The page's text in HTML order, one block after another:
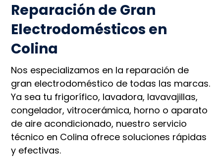
Reparación de Gran
Electrodomésticos en
Colina
Nos especializamos en la reparación de
gran electrodoméstico de todas las marcas.
Ya sea tu frigorífico, lavadora, lavavajillas,
congelador, vitrocerámica, horno o aparato
de aire acondicionado, nuestro servicio
técnico en Colina ofrece soluciones rápidas
y efectivas.